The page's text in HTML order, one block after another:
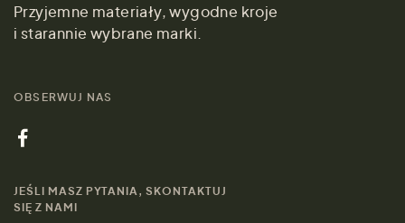
Przyjemne materiały, wygodne kroje
i starannie wybrane marki.
OBSERWUJ NAS
JEŚLI MASZ PYTANIA, SKONTAKTUJ
SIĘ Z NAMI